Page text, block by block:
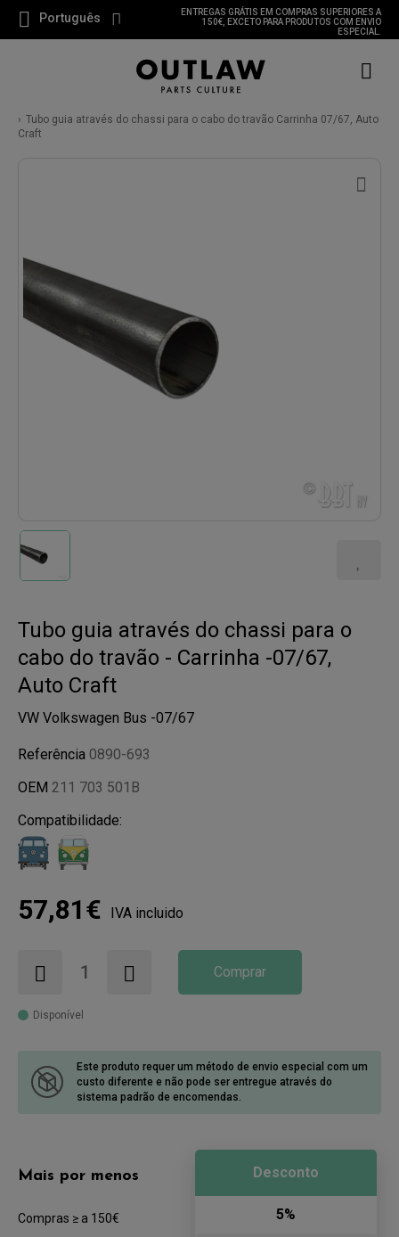
Português
ENTREGAS GRÁTIS EM COMPRAS SUPERIORES A
150€, EXCETO PARA PRODUTOS COM ENVIO
ESPECIAL.
Tubo guia através do chassi para o cabo do travão Carrinha 07/67, Auto
Craft
Tubo guia através do chassi para o
cabo do travão - Carrinha -07/67,
Auto Craft
VW Volkswagen Bus -07/67
Referência 0890-693
OEM 211 703 501B
Compatibilidade:
57,81€ IVA incluido
Comprar
Disponível
Este produto requer um método de envio especial com um
custo diferente e não pode ser entregue através do
sistema padrão de encomendas.
Mais por menos
Compras ≥ a 150€
Desconto
5%